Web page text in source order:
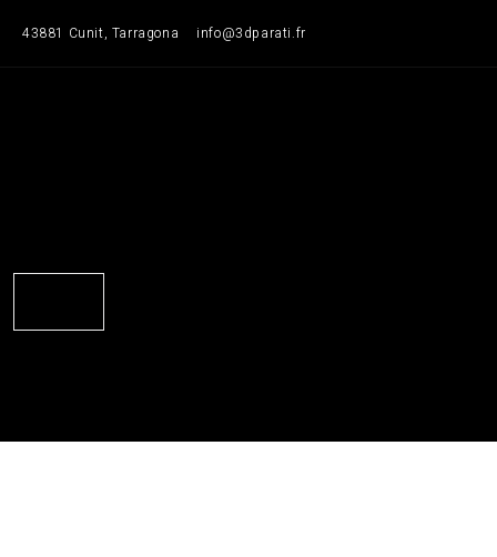
para43881 Cunit, Tarragona info@3dparati.fr